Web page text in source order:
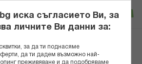
Вход
ЗА ЗЪБИ НАТУРАЛ 75МЛ
иска съгласието Ви, за
личните Ви данни за:
за да ти поднасяме
да ти дадем възможно най-
преживяване и да подобряваме